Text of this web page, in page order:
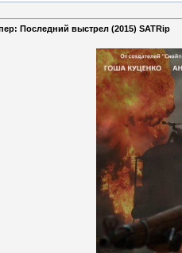
Последний выстрел (2015) SATRip